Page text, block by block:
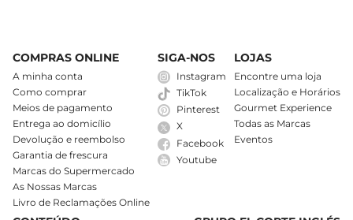
COMPRAS ONLINE
A minha conta
Como comprar
Meios de pagamento
Entrega ao domicílio
Devolução e reembolso
Garantia de frescura
Marcas do Supermercado
As Nossas Marcas
Livro de Reclamações Online
SIGA-NOS
Instagram
TikTok
Pinterest
X
Facebook
Youtube
LOJAS
Encontre uma loja
Localização e Horários
Gourmet Experience
Todas as Marcas
Eventos